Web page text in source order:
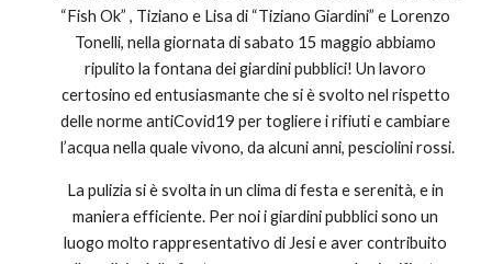
“Fish Ok” , Tiziano e Lisa di “Tiziano Giardini” e Lorenzo
Tonelli, nella giornata di sabato 15 maggio abbiamo
ripulito la fontana dei giardini pubblici! Un lavoro
certosino ed entusiasmante che si è svolto nel rispetto
delle norme antiCovid19 per togliere i rifiuti e cambiare
l’acqua nella quale vivono, da alcuni anni, pesciolini rossi.
La pulizia si è svolta in un clima di festa e serenità, e in
maniera efficiente. Per noi i giardini pubblici sono un
luogo molto rappresentativo di Jesi e aver contribuito